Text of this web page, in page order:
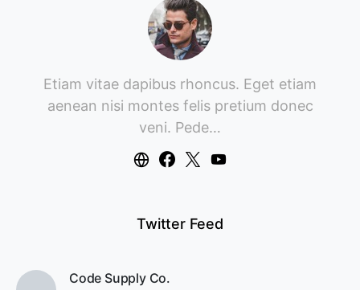
Etiam vitae dapibus rhoncus. Eget etiam
aenean nisi montes felis pretium donec
veni. Pede…
Twitter Feed
Code Supply Co.